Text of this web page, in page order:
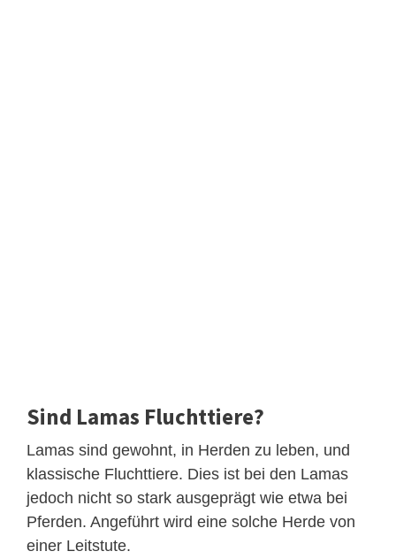
Sind Lamas Fluchttiere?
Lamas sind gewohnt, in Herden zu leben, und
klassische Fluchttiere. Dies ist bei den Lamas
jedoch nicht so stark ausgeprägt wie etwa bei
Pferden. Angeführt wird eine solche Herde von
einer Leitstute.